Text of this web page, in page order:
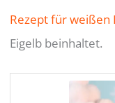
Rezept für weißen
Eigelb beinhaltet.